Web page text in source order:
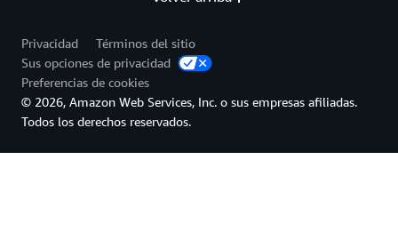
Privacidad
Términos del sitio
Sus opciones de privacidad
Preferencias de cookies
© 2026, Amazon Web Services, Inc. o sus empresas afiliadas.
Todos los derechos reservados.